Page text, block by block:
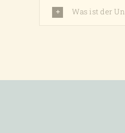
Was ist der